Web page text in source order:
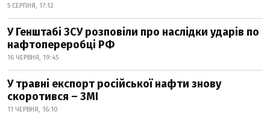
5 СЕРПНЯ, 17:12
У Генштабі ЗСУ розповіли про наслідки ударів по
нафтопереробці РФ
16 ЧЕРВНЯ, 19:45
У травні експорт російської нафти знову
скоротився – ЗМІ
11 ЧЕРВНЯ, 16:10